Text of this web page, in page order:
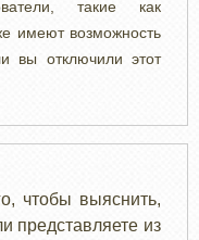
такие как
имеют возможность
вы отключили этот
чтобы выяснить,
представляете из